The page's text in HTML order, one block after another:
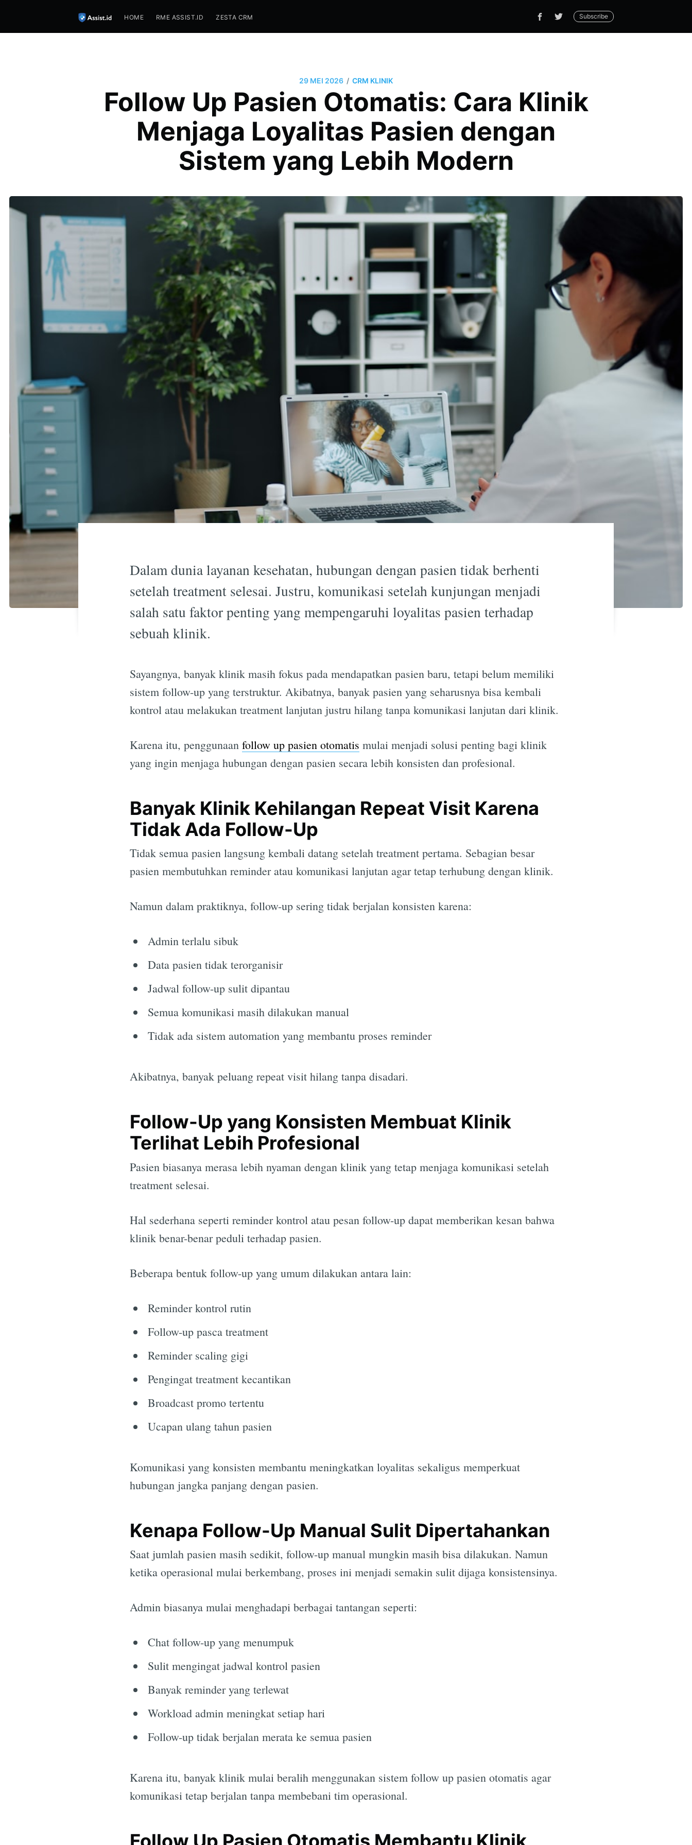
HOME RME ASSIST.ID ZESTA CRM Subscribe
29 MEI 2026 / CRM KLINIK
Follow Up Pasien Otomatis: Cara Klinik
Menjaga Loyalitas Pasien dengan
Sistem yang Lebih Modern
Dalam dunia layanan kesehatan, hubungan dengan pasien tidak berhenti
setelah treatment selesai. Justru, komunikasi setelah kunjungan menjadi
salah satu faktor penting yang mempengaruhi loyalitas pasien terhadap
sebuah klinik.
Sayangnya, banyak klinik masih fokus pada mendapatkan pasien baru, tetapi belum memiliki
sistem follow-up yang terstruktur. Akibatnya, banyak pasien yang seharusnya bisa kembali
kontrol atau melakukan treatment lanjutan justru hilang tanpa komunikasi lanjutan dari klinik.
Karena itu, penggunaan follow up pasien otomatis mulai menjadi solusi penting bagi klinik
yang ingin menjaga hubungan dengan pasien secara lebih konsisten dan profesional.
Banyak Klinik Kehilangan Repeat Visit Karena
Tidak Ada Follow-Up
Tidak semua pasien langsung kembali datang setelah treatment pertama. Sebagian besar
pasien membutuhkan reminder atau komunikasi lanjutan agar tetap terhubung dengan klinik.
Namun dalam praktiknya, follow-up sering tidak berjalan konsisten karena:
Admin terlalu sibuk
Data pasien tidak terorganisir
Jadwal follow-up sulit dipantau
Semua komunikasi masih dilakukan manual
Tidak ada sistem automation yang membantu proses reminder
Akibatnya, banyak peluang repeat visit hilang tanpa disadari.
Follow-Up yang Konsisten Membuat Klinik
Terlihat Lebih Profesional
Pasien biasanya merasa lebih nyaman dengan klinik yang tetap menjaga komunikasi setelah
treatment selesai.
Hal sederhana seperti reminder kontrol atau pesan follow-up dapat memberikan kesan bahwa
klinik benar-benar peduli terhadap pasien.
Beberapa bentuk follow-up yang umum dilakukan antara lain:
Reminder kontrol rutin
Follow-up pasca treatment
Reminder scaling gigi
Pengingat treatment kecantikan
Broadcast promo tertentu
Ucapan ulang tahun pasien
Komunikasi yang konsisten membantu meningkatkan loyalitas sekaligus memperkuat
hubungan jangka panjang dengan pasien.
Kenapa Follow-Up Manual Sulit Dipertahankan
Saat jumlah pasien masih sedikit, follow-up manual mungkin masih bisa dilakukan. Namun
ketika operasional mulai berkembang, proses ini menjadi semakin sulit dijaga konsistensinya.
Admin biasanya mulai menghadapi berbagai tantangan seperti:
Chat follow-up yang menumpuk
Sulit mengingat jadwal kontrol pasien
Banyak reminder yang terlewat
Workload admin meningkat setiap hari
Follow-up tidak berjalan merata ke semua pasien
Karena itu, banyak klinik mulai beralih menggunakan sistem follow up pasien otomatis agar
komunikasi tetap berjalan tanpa membebani tim operasional.
Subscribe